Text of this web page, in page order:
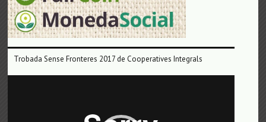
Trobada Sense Fronteres 2017 de Cooperatives Integrals